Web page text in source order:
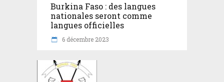
Burkina Faso : des langues
nationales seront comme
langues officielles
6 décembre 2023